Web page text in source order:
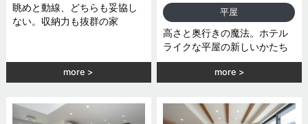
眺めと動線、どちらも妥協し
ない。収納力も抜群の家
more
平屋
高さと奥行きの魔法。ホテル
ライクな平屋の新しいかたち
more